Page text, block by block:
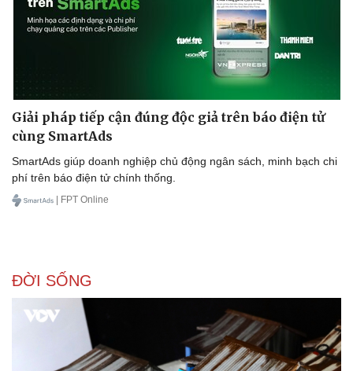
Giải pháp tiếp cận đúng độc giả trên báo điện tử
cùng SmartAds
SmartAds giúp doanh nghiệp chủ động ngân sách, minh bạch chi
phí trên báo điện tử chính thống.
| FPT Online
ĐỜI SỐNG